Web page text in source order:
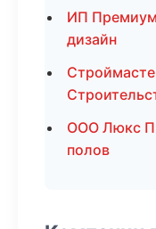
ИП
дизайн
ООО Люкс
полов